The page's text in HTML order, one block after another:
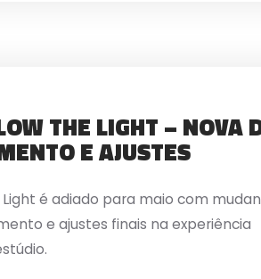
THE LIGHT – NOVA
E AJUSTES
Light é adiado para maio com
e ajustes finais na experiência